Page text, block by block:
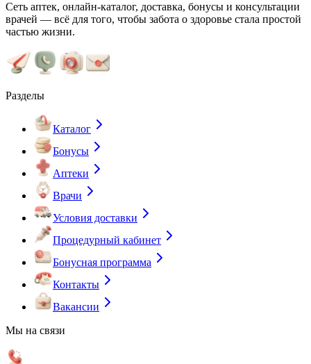
Сеть аптек, онлайн-каталог, доставка, бонусы и консультации
врачей — всё для того, чтобы забота о здоровье стала простой
частью жизни.
Разделы
Каталог
Бонусы
Аптеки
Врачи
Условия доставки
Процедурный кабинет
Бонусная программа
Контакты
Вакансии
Мы на связи